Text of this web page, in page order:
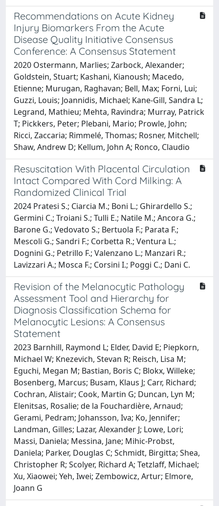
Recommendations on Acute Kidney
Injury Biomarkers From the Acute
Disease Quality Initiative Consensus
Conference: A Consensus Statement
2020 Ostermann, Marlies; Zarbock, Alexander;
Goldstein, Stuart; Kashani, Kianoush; Macedo,
Etienne; Murugan, Raghavan; Bell, Max; Forni, Lui;
Guzzi, Louis; Joannidis, Michael; Kane-Gill, Sandra L;
Legrand, Mathieu; Mehta, Ravindra; Murray, Patrick
T; Pickkers, Peter; Plebani, Mario; Prowle, John;
Ricci, Zaccaria; Rimmelé, Thomas; Rosner, Mitchell;
Shaw, Andrew D; Kellum, John A; Ronco, Claudio
Resuscitation With Placental Circulation
Intact Compared With Cord Milking: A
Randomized Clinical Trial
2024 Pratesi S.; Ciarcia M.; Boni L.; Ghirardello S.;
Germini C.; Troiani S.; Tulli E.; Natile M.; Ancora G.;
Barone G.; Vedovato S.; Bertuola F.; Parata F.;
Mescoli G.; Sandri F.; Corbetta R.; Ventura L.;
Dognini G.; Petrillo F.; Valenzano L.; Manzari R.;
Lavizzari A.; Mosca F.; Corsini I.; Poggi C.; Dani C.
Revision of the Melanocytic Pathology
Assessment Tool and Hierarchy for
Diagnosis Classification Schema for
Melanocytic Lesions: A Consensus
Statement
2023 Barnhill, Raymond L; Elder, David E; Piepkorn,
Michael W; Knezevich, Stevan R; Reisch, Lisa M;
Eguchi, Megan M; Bastian, Boris C; Blokx, Willeke;
Bosenberg, Marcus; Busam, Klaus J; Carr, Richard;
Cochran, Alistair; Cook, Martin G; Duncan, Lyn M;
Elenitsas, Rosalie; de la Fouchardière, Arnaud;
Gerami, Pedram; Johansson, Iva; Ko, Jennifer;
Landman, Gilles; Lazar, Alexander J; Lowe, Lori;
Massi, Daniela; Messina, Jane; Mihic-Probst,
Daniela; Parker, Douglas C; Schmidt, Birgitta; Shea,
Christopher R; Scolyer, Richard A; Tetzlaff, Michael;
Xu, Xiaowei; Yeh, Iwei; Zembowicz, Artur; Elmore,
Joann G